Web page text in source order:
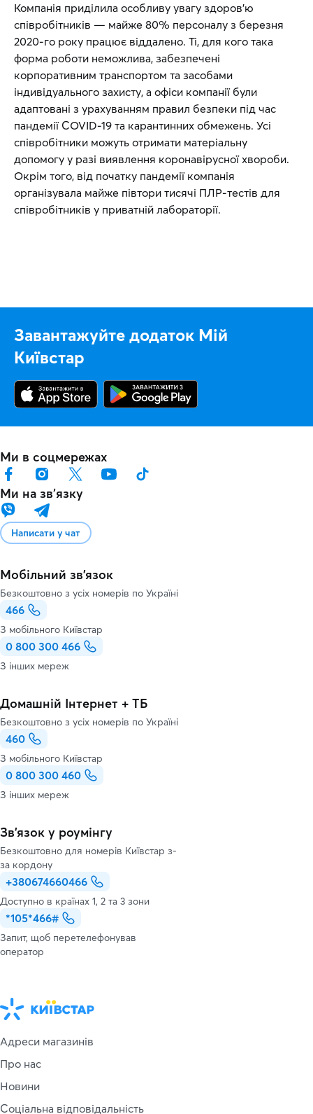
Компанія приділила особливу увагу здоров’ю
співробітників — майже 80% персоналу з березня
2020-го року працює віддалено. Ті, для кого така
форма роботи неможлива, забезпечені
корпоративним транспортом та засобами
індивідуального захисту, а офіси компанії були
адаптовані з урахуванням правил безпеки під час
пандемії COVID-19 та карантинних обмежень. Усі
співробітники можуть отримати матеріальну
допомогу у разі виявлення коронавірусної хвороби.
Окрім того, від початку пандемії компанія
організувала майже півтори тисячі ПЛР-тестів для
співробітників у приватній лабораторії.
Завантажуйте додаток Мій
Київстар
Ми в соцмережах
Ми на звʼязку
Написати у чат
Мобільний зв'язок
Безкоштовно з усіх номерів по Україні
466
З мобільного Київстар
0 800 300 466
З інших мереж
Домашній Інтернет + ТБ
Безкоштовно з усіх номерів по Україні
460
З мобільного Київстар
0 800 300 460
З інших мереж
Зв’язок у роумінгу
Безкоштовно для номерів Київстар з-
за кордону
+380674660466
Доступно в країнах 1, 2 та 3 зони
*105*466#
Запит, щоб перетелефонував
оператор
Адреси магазинів
Про нас
Новини
Соціальна відповідальність